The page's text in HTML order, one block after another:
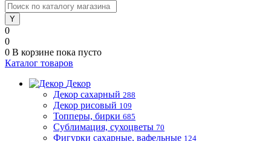
0
0
0 В корзине пока пусто
Каталог товаров
Декор
Декор сахарный 288
Декор рисовый 109
Топперы, бирки 685
Сублимация, сухоцветы 70
Фигурки сахарные, вафельные 124